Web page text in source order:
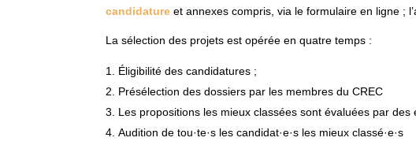
candidature et annexes compris, via le formulaire en ligne ;
La sélection des projets est opérée en quatre temps :
Éligibilité des candidatures ;
Présélection des dossiers par les membres du CREC
Les propositions les mieux classées sont évaluées par des
Audition de tou·te·s les candidat·e·s les mieux classé·e·s